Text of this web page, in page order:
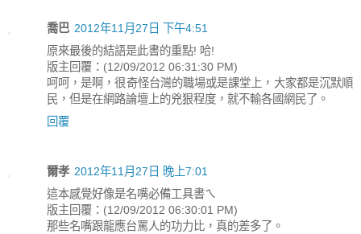
喬巴 2012年11月27日 下午4:51
原來最後的結語是此書的重點! 哈!
版主回覆：(12/09/2012 06:31:30 PM)
呵呵，是啊，很奇怪台灣的職場或是課堂上，大家都是沉默順
民，但是在網路論壇上的兇狠程度，就不輸各國網民了。
回覆
爾孝 2012年11月27日 晚上7:01
這本感覺好像是名嘴必備工具書ㄟ
版主回覆：(12/09/2012 06:30:01 PM)
那些名嘴跟龍應台罵人的功力比，真的差多了。